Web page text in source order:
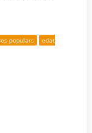
populars
edat